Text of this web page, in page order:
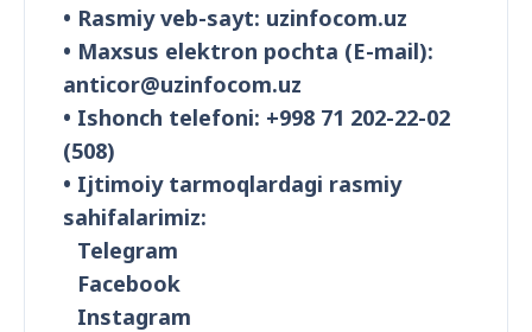
• Rasmiy veb-sayt: uzinfocom.uz
• Maxsus elektron pochta (E-mail):
anticor@uzinfocom.uz
• Ishonch telefoni: +998 71 202-22-02
(508)
• Ijtimoiy tarmoqlardagi rasmiy
sahifalarimiz:
Telegram
Facebook
Instagram